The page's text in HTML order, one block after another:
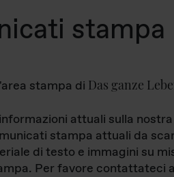
stampa
stampa di Das ganze
attuali sulla
stampa attuali da
di testo e immagini su
Per favore contattateci